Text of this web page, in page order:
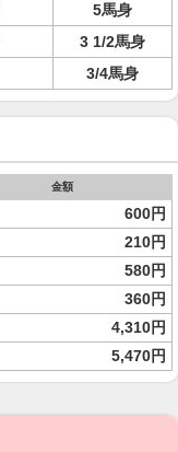
5馬身
3 1/2馬身
3/4馬身
金額
600円
210円
580円
360円
4,310円
5,470円